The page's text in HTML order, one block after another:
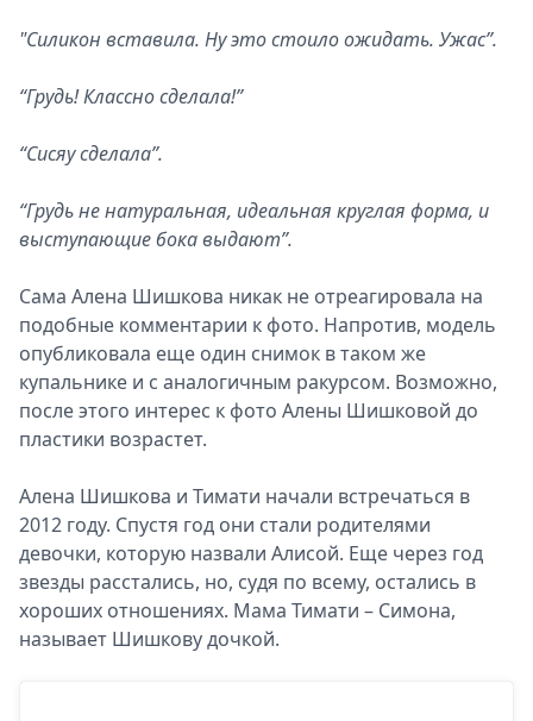
Скачай
"Силикон вставила. Ну это стоило ожидать. Ужас”.
“Грудь! Классно сделала!”
“Сисяу сделала”.
“Грудь не натуральная, идеальная круглая форма, и
выступающие бока выдают”.
Сама Алена Шишкова никак не отреагировала на
подобные комментарии к фото. Напротив, модель
опубликовала еще один снимок в таком же
купальнике и с аналогичным ракурсом. Возможно,
после этого интерес к фото Алены Шишковой до
пластики возрастет.
Алена Шишкова и Тимати начали встречаться в
2012 году. Спустя год они стали родителями
девочки, которую назвали Алисой. Еще через год
звезды расстались, но, судя по всему, остались в
хороших отношениях. Мама Тимати – Симона,
называет Шишкову дочкой.